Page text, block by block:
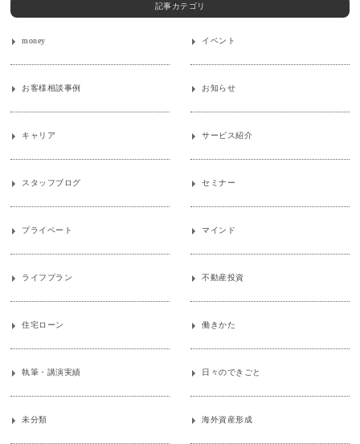
記事カテゴリ
money イベント
お客様相談事例 お知らせ
キャリア サービス紹介
スタッフブログ セミナー
プライベート マインド
ライフプラン 不動産投資
住宅ローン 働きかた
執筆・講演実績 日々のできごと
未分類 海外資産形成